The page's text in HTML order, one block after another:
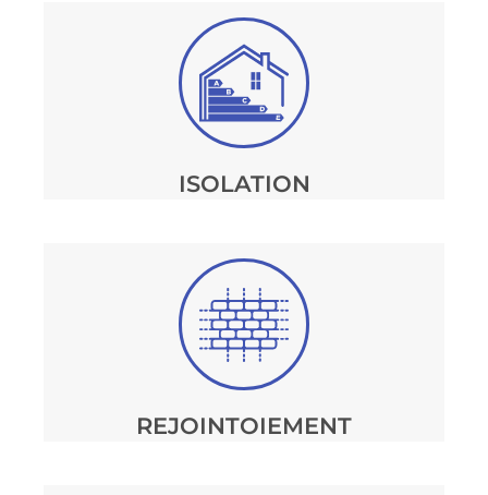
ISOLATION
REJOINTOIEMENT